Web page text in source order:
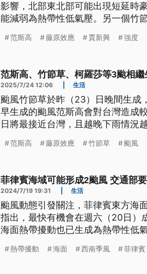
影響，北部東北部可能出現短延時
能減弱為熱帶性低氣壓。另一個竹
范斯高 藤原效應 賈新興 強度
范斯高、竹節草、柯羅莎等3颱相
2025/7/24 12:06 生活
颱風竹節草於昨（23）日晚間生成
早生成的颱風范斯高會對台灣造成
日將最接近台灣，且越晚下雨情況
24日下午生成的颱風柯羅莎，目前
范斯高 藤原效應 竹節草 颱風
菲律賓海域可能形成2颱風 交通部
2024/7/19 19:31 生活
颱風動態引發關注，菲律賓東方海
指出，最快有機會在週六（20日）
海面熱帶擾動也已生成為熱帶性低
或停駛準備。
熱帶擾動 海面 西南季風 菲律賓